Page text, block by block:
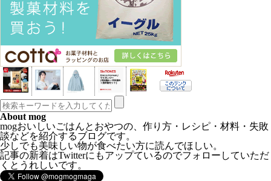
About mog
mogおいしいごはんとおやつの、作り方・レシピ・材料・失敗
談などを紹介するブログです。
少しでも美味しい物が食べたい方に読んでほしい。
記事の新着はTwitterにもアップているのでフォローしていただ
くとうれしいです。